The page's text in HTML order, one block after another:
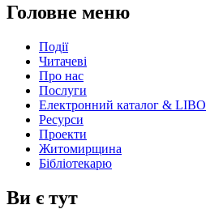
Головне меню
Події
Читачеві
Про нас
Послуги
Електронний каталог & LIBO
Ресурси
Проекти
Житомирщина
Бібліотекарю
Ви є тут